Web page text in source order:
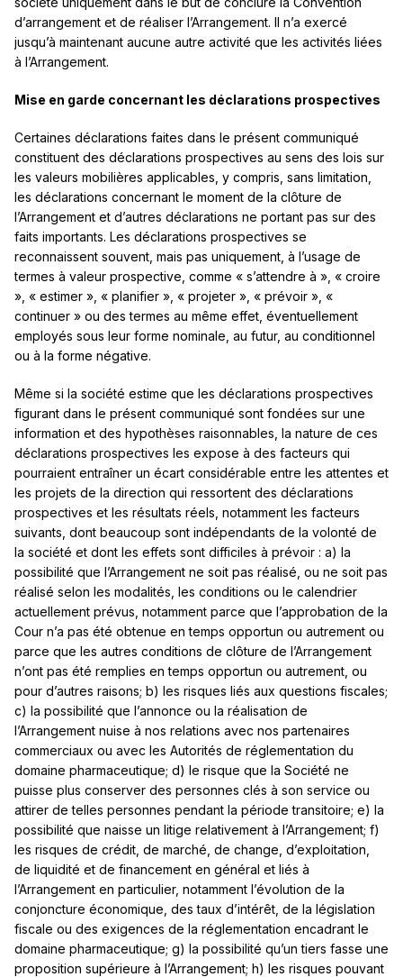
d’arrangement et de réaliser l’Arrangement. Il n’a exercé
jusqu’à maintenant aucune autre activité que les activités liées
à l’Arrangement.
Mise en garde concernant les déclarations prospectives
Certaines déclarations faites dans le présent communiqué
constituent des déclarations prospectives au sens des lois sur
les valeurs mobilières applicables, y compris, sans limitation,
les déclarations concernant le moment de la clôture de
l’Arrangement et d’autres déclarations ne portant pas sur des
faits importants. Les déclarations prospectives se
reconnaissent souvent, mais pas uniquement, à l’usage de
termes à valeur prospective, comme « s’attendre à », « croire
», « estimer », « planifier », « projeter », « prévoir », «
continuer » ou des termes au même effet, éventuellement
employés sous leur forme nominale, au futur, au conditionnel
ou à la forme négative.
Même si la société estime que les déclarations prospectives
figurant dans le présent communiqué sont fondées sur une
information et des hypothèses raisonnables, la nature de ces
déclarations prospectives les expose à des facteurs qui
pourraient entraîner un écart considérable entre les attentes et
les projets de la direction qui ressortent des déclarations
prospectives et les résultats réels, notamment les facteurs
suivants, dont beaucoup sont indépendants de la volonté de
la société et dont les effets sont difficiles à prévoir : a) la
possibilité que l’Arrangement ne soit pas réalisé, ou ne soit pas
réalisé selon les modalités, les conditions ou le calendrier
actuellement prévus, notamment parce que l’approbation de la
Cour n’a pas été obtenue en temps opportun ou autrement ou
parce que les autres conditions de clôture de l’Arrangement
n’ont pas été remplies en temps opportun ou autrement, ou
pour d’autres raisons; b) les risques liés aux questions fiscales;
c) la possibilité que l’annonce ou la réalisation de
l’Arrangement nuise à nos relations avec nos partenaires
commerciaux ou avec les Autorités de réglementation du
domaine pharmaceutique; d) le risque que la Société ne
puisse plus conserver des personnes clés à son service ou
attirer de telles personnes pendant la période transitoire; e) la
possibilité que naisse un litige relativement à l’Arrangement; f)
les risques de crédit, de marché, de change, d’exploitation,
de liquidité et de financement en général et liés à
l’Arrangement en particulier, notamment l’évolution de la
conjoncture économique, des taux d’intérêt, de la législation
fiscale ou des exigences de la réglementation encadrant le
domaine pharmaceutique; g) la possibilité qu’un tiers fasse une
proposition supérieure à l’Arrangement; h) les risques pouvant